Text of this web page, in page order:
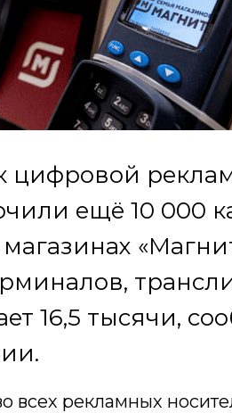
цифровой
ещё 10 000
16,5 тысячи,
всех рекламных